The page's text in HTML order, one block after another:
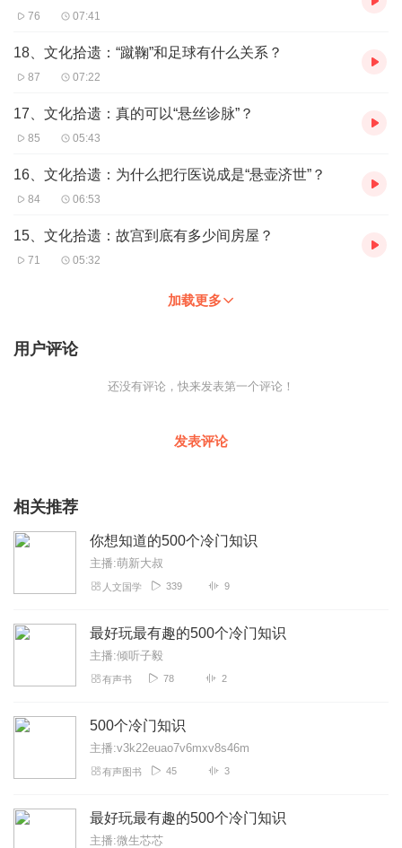
76 07:41
18、文化拾遗：“蹴鞠”和足球有什么关系？
87 07:22
17、文化拾遗：真的可以“悬丝诊脉”？
85 05:43
16、文化拾遗：为什么把行医说成是“悬壶济世”？
84 06:53
15、文化拾遗：故宫到底有多少间房屋？
71 05:32
加载更多
用户评论
还没有评论，快来发表第一个评论！
发表评论
相关推荐
你想知道的500个冷门知识
主播:萌新大叔
人文国学 339 9
最好玩最有趣的500个冷门知识
主播:倾听子毅
有声书 78 2
500个冷门知识
主播:v3k22euao7v6mxv8s46m
有声图书 45 3
最好玩最有趣的500个冷门知识
主播:微生芯芯